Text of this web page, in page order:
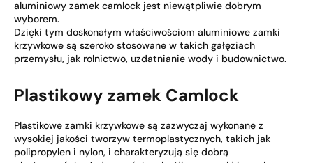
aluminiowy zamek camlock jest niewątpliwie dobrym
wyborem.
Dzięki tym doskonałym właściwościom aluminiowe zamki
krzywkowe są szeroko stosowane w takich gałęziach
przemysłu, jak rolnictwo, uzdatnianie wody i budownictwo.
Plastikowy zamek Camlock
Plastikowe zamki krzywkowe są zazwyczaj wykonane z
wysokiej jakości tworzyw termoplastycznych, takich jak
polipropylen i nylon, i charakteryzują się dobrą